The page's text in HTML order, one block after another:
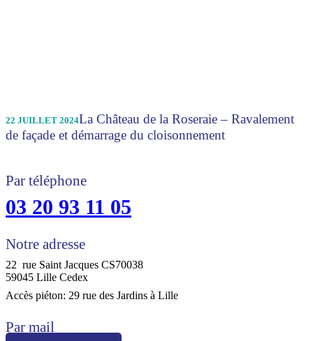
22 JUILLET 2024La Château de la Roseraie – Ravalement
de façade et démarrage du cloisonnement
Par téléphone
03 20 93 11 05
Notre adresse
22 rue Saint Jacques CS70038
59045 Lille Cedex
Accès piéton: 29 rue des Jardins à Lille
Par mail